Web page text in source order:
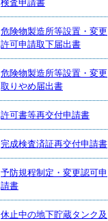
検査申請書
危険物製造所等設置・変更
許可申請取下届出書
危険物製造所等設置・変更
取りやめ届出書
許可書等再交付申請書
完成検査済証再交付申請書
予防規程制定・変更認可申
請書
休止中の地下貯蔵タンク及